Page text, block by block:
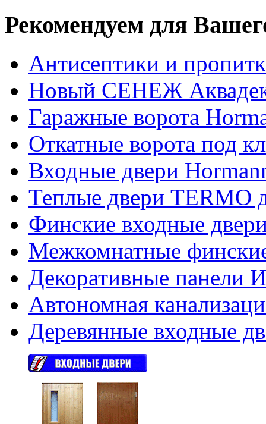
Рекомендуем для
Антисептики и
Новый СЕНЕЖ
Гаражные ворота
Откатные ворота под
Входные двери
Теплые двери TERMO
Финские входные
Межкомнатные
Декоративные панели
Автономная
Деревянные входные